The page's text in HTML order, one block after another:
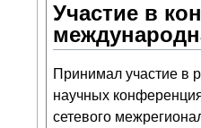
Участие в
Принимал участие в
научных
сетевого